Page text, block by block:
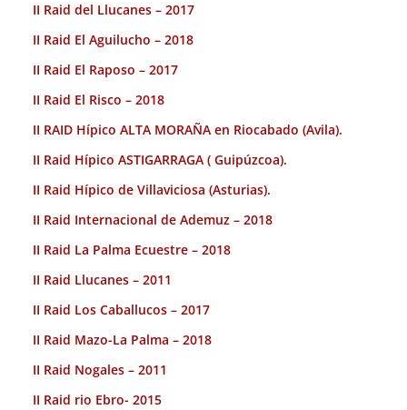
II Raid del Llucanes – 2017
II Raid El Aguilucho – 2018
II Raid El Raposo – 2017
II Raid El Risco – 2018
II RAID Hípico ALTA MORAÑA en Riocabado (Avila).
II Raid Hípico ASTIGARRAGA ( Guipúzcoa).
II Raid Hípico de Villaviciosa (Asturias).
II Raid Internacional de Ademuz – 2018
II Raid La Palma Ecuestre – 2018
II Raid Llucanes – 2011
II Raid Los Caballucos – 2017
II Raid Mazo-La Palma – 2018
II Raid Nogales – 2011
II Raid rio Ebro- 2015